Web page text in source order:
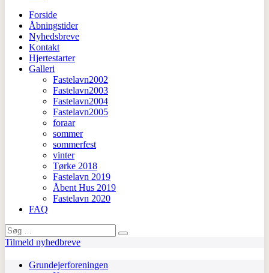
Forside
Åbningstider
Nyhedsbreve
Kontakt
Hjertestarter
Galleri
Fastelavn2002
Fastelavn2003
Fastelavn2004
Fastelavn2005
foraar
sommer
sommerfest
vinter
Tørke 2018
Fastelavn 2019
Åbent Hus 2019
Fastelavn 2020
FAQ
Search
for:
Tilmeld nyhedbreve
Grundejerforeningen